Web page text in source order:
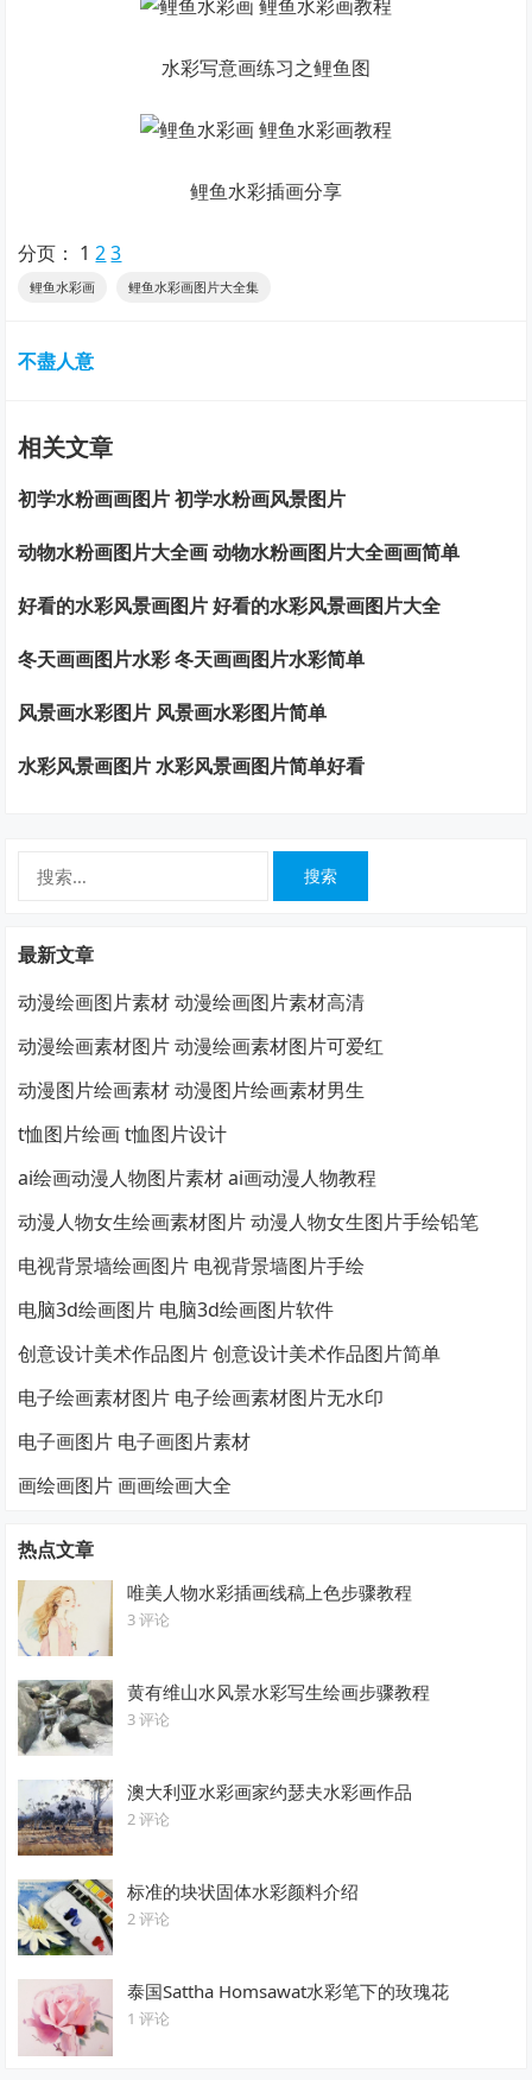
水彩写意画练习之鲤鱼图
鲤鱼水彩插画分享
分页： 1 2 3
鲤鱼水彩画 鲤鱼水彩画图片大全集
不盡人意
相关文章
初学水粉画画图片 初学水粉画风景图片
动物水粉画图片大全画 动物水粉画图片大全画画简单
好看的水彩风景画图片 好看的水彩风景画图片大全
冬天画画图片水彩 冬天画画图片水彩简单
风景画水彩图片 风景画水彩图片简单
水彩风景画图片 水彩风景画图片简单好看
最新文章
动漫绘画图片素材 动漫绘画图片素材高清
动漫绘画素材图片 动漫绘画素材图片可爱红
动漫图片绘画素材 动漫图片绘画素材男生
t恤图片绘画 t恤图片设计
ai绘画动漫人物图片素材 ai画动漫人物教程
动漫人物女生绘画素材图片 动漫人物女生图片手绘铅笔
电视背景墙绘画图片 电视背景墙图片手绘
电脑3d绘画图片 电脑3d绘画图片软件
创意设计美术作品图片 创意设计美术作品图片简单
电子绘画素材图片 电子绘画素材图片无水印
电子画图片 电子画图片素材
画绘画图片 画画绘画大全
热点文章
唯美人物水彩插画线稿上色步骤教程
3 评论
黄有维山水风景水彩写生绘画步骤教程
3 评论
澳大利亚水彩画家约瑟夫水彩画作品
2 评论
标准的块状固体水彩颜料介绍
2 评论
泰国Sattha Homsawat水彩笔下的玫瑰花
1 评论